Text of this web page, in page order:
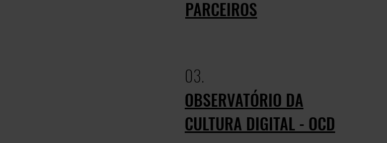
PARCEIROS
03.
OBSERVATÓRIO DA
CULTURA DIGITAL - OCD